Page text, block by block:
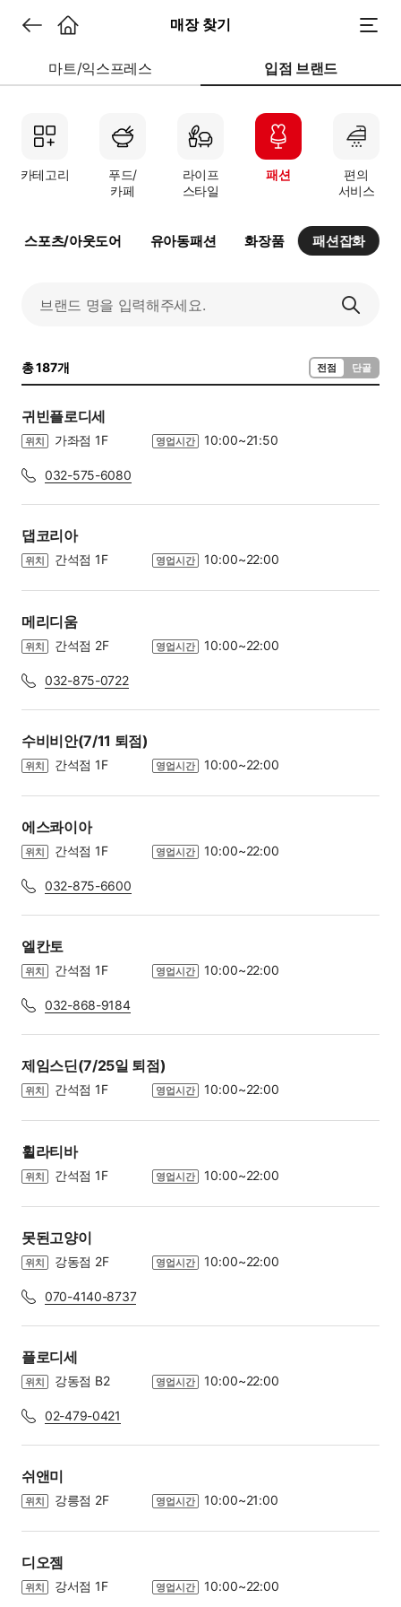
매장 찾기
마트/익스프레스 입점 브랜드
카테고리
푸드/
카페
라이프
스타일
패션
편의
서비스
스포츠/아웃도어 유아동패션 화장품 패션잡화
총 187개 전점 단골
귀빈플로디세
위치 가좌점 1F 영업시간 10:00~21:50
032-575-6080
댑코리아
위치 간석점 1F 영업시간 10:00~22:00
메리디움
위치 간석점 2F 영업시간 10:00~22:00
032-875-0722
수비비안(7/11 퇴점)
위치 간석점 1F 영업시간 10:00~22:00
에스콰이아
위치 간석점 1F 영업시간 10:00~22:00
032-875-6600
엘칸토
위치 간석점 1F 영업시간 10:00~22:00
032-868-9184
제임스딘(7/25일 퇴점)
위치 간석점 1F 영업시간 10:00~22:00
휠라티바
위치 간석점 1F 영업시간 10:00~22:00
못된고양이
위치 강동점 2F 영업시간 10:00~22:00
070-4140-8737
플로디세
위치 강동점 B2 영업시간 10:00~22:00
02-479-0421
쉬앤미
위치 강릉점 2F 영업시간 10:00~21:00
디오젬
위치 강서점 1F 영업시간 10:00~22:00